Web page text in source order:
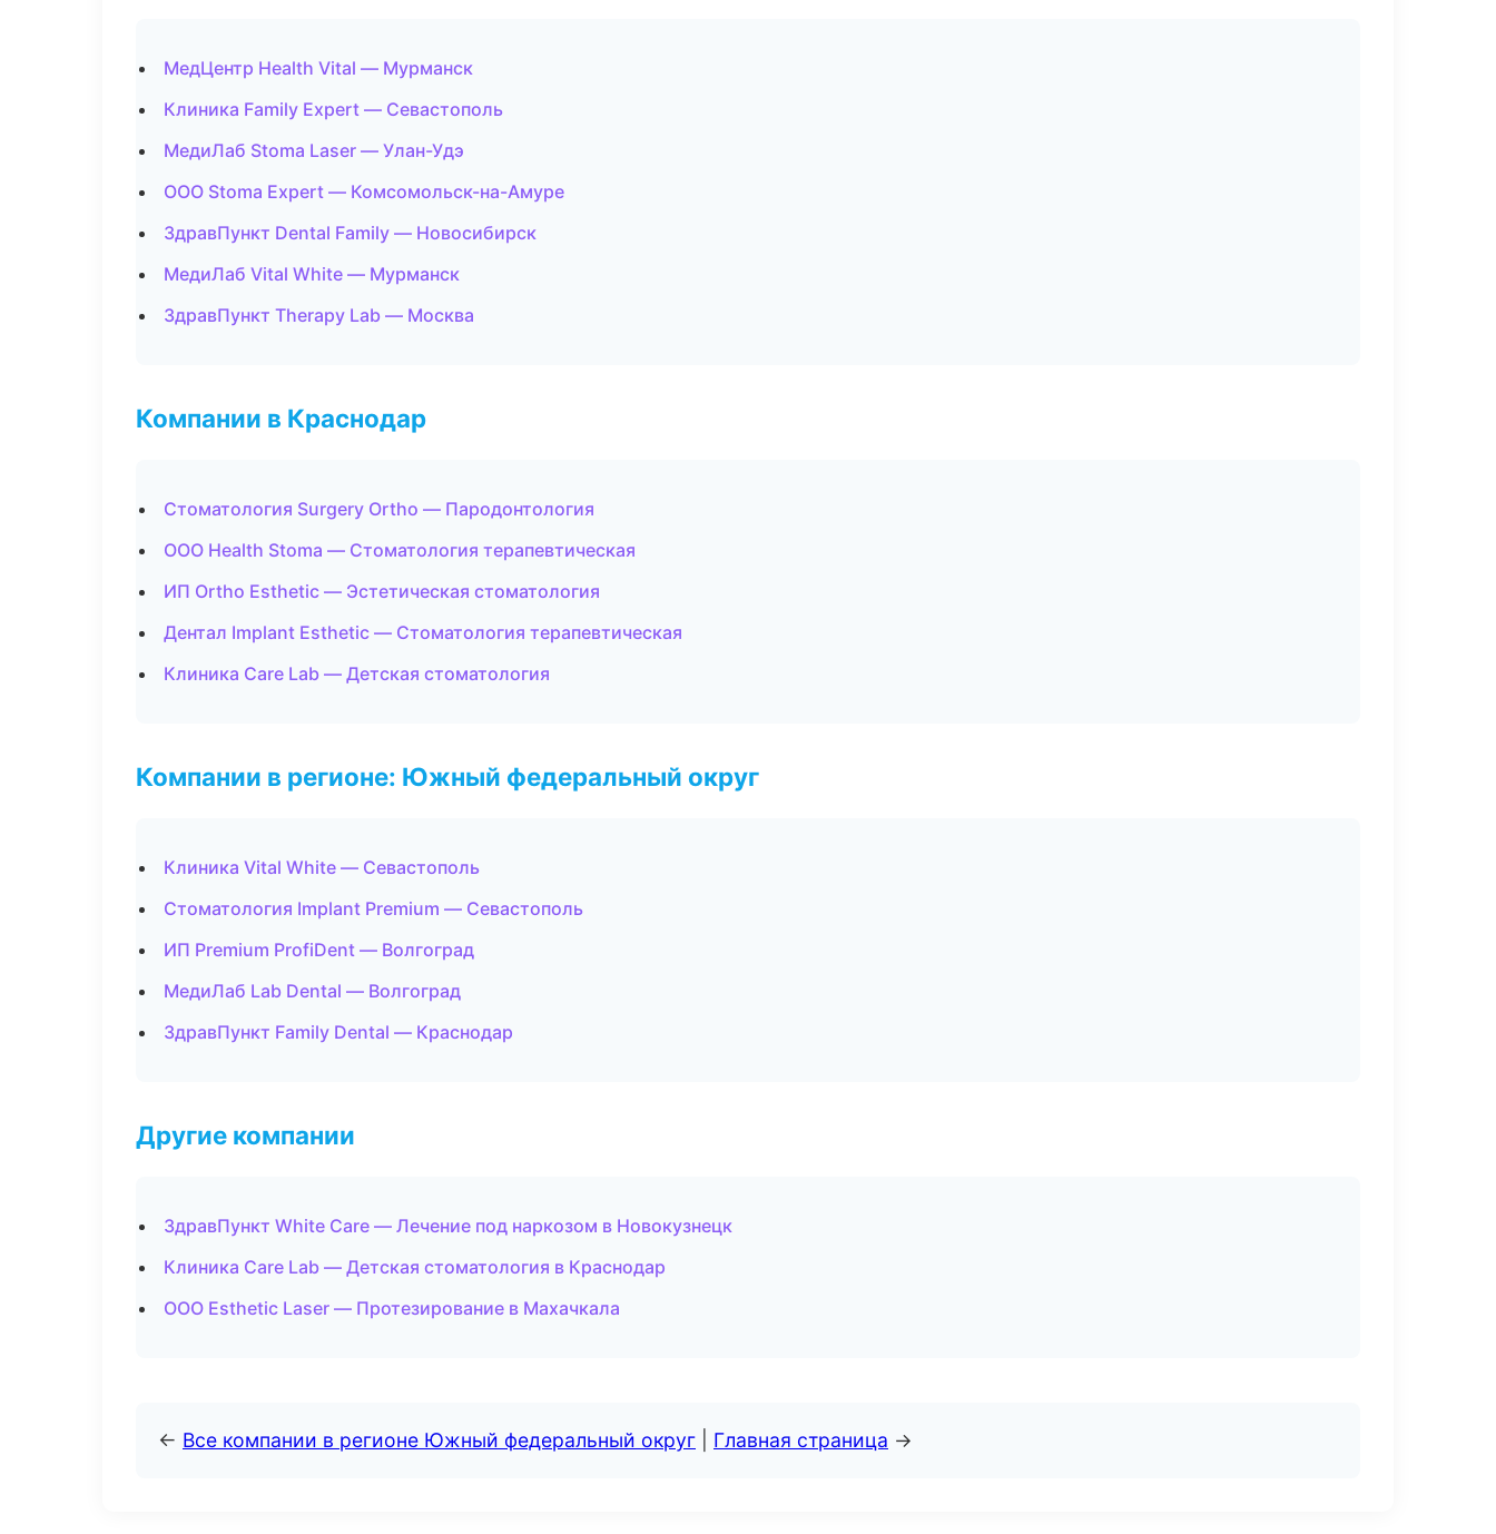
МедЦентр Health Vital — Мурманск
Клиника Family Expert — Севастополь
МедиЛаб Stoma Laser — Улан-Удэ
ООО Stoma Expert — Комсомольск-на-Амуре
ЗдравПункт Dental Family — Новосибирск
МедиЛаб Vital White — Мурманск
ЗдравПункт Therapy Lab — Москва
Компании в Краснодар
Стоматология Surgery Ortho — Пародонтология
ООО Health Stoma — Стоматология терапевтическая
ИП Ortho Esthetic — Эстетическая стоматология
Дентал Implant Esthetic — Стоматология терапевтическая
Клиника Care Lab — Детская стоматология
Компании в регионе: Южный федеральный округ
Клиника Vital White — Севастополь
Стоматология Implant Premium — Севастополь
ИП Premium ProfiDent — Волгоград
МедиЛаб Lab Dental — Волгоград
ЗдравПункт Family Dental — Краснодар
Другие компании
ЗдравПункт White Care — Лечение под наркозом в Новокузнецк
Клиника Care Lab — Детская стоматология в Краснодар
ООО Esthetic Laser — Протезирование в Махачкала
← Все компании в регионе Южный федеральный округ Главная страница →